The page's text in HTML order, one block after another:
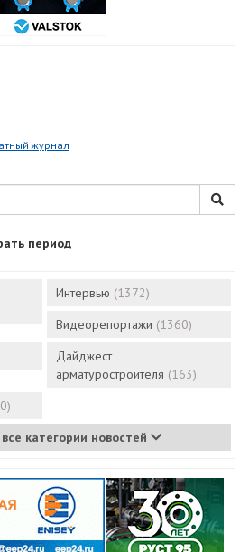
журнал
период
Интервью (1372)
Видеорепортажи (1360)
Дайджест
арматуростроителя (163)
категории новостей